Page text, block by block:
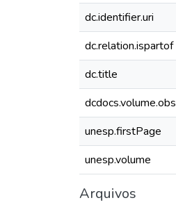
dc.identifier.uri
dc.relation.ispartof
dc.title
dcdocs.volume.obs
unesp.firstPage
unesp.volume
Arquivos